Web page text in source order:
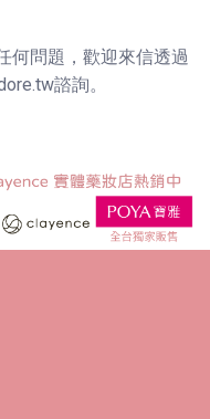
何問題，歡迎來信透過
諮詢。